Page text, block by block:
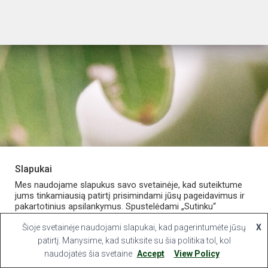
PARDUOTUVĖ APIE VAISTINĘ MANO PASKYRA
KONTAKTAI
Hestia | Developed byThemeIsle
Slapukai
Mes naudojame slapukus savo svetainėje, kad suteiktume
jums tinkamiausią patirtį prisimindami jūsų pageidavimus ir
pakartotinius apsilankymus. Spustelėdami „Sutinku“
sutinkate naudoti VISUS slapukus.
Slapukų nustatymai Sutinku
Šioje svetainėje naudojami slapukai, kad pagerintumėte jūsų
patirtį. Manysime, kad sutiksite su šia politika tol, kol
naudojatės šia svetaine
X
Accept View Policy